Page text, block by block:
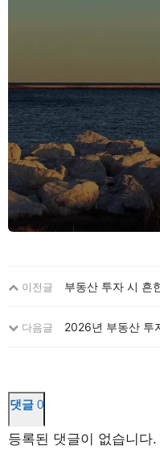
이전글 부동산 투자 시 흔
다음글 2026년 부동산 투
댓글 0
등록된 댓글이 없습니다.